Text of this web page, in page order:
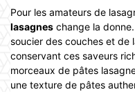
Pour les amateurs de
lasagnes change la
soucier des couches et de
conservant ces saveurs
morceaux de pâtes
une texture de pâtes